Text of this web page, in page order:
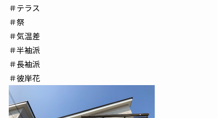
＃テラス
＃祭
＃気温差
＃半袖派
＃長袖派
＃彼岸花